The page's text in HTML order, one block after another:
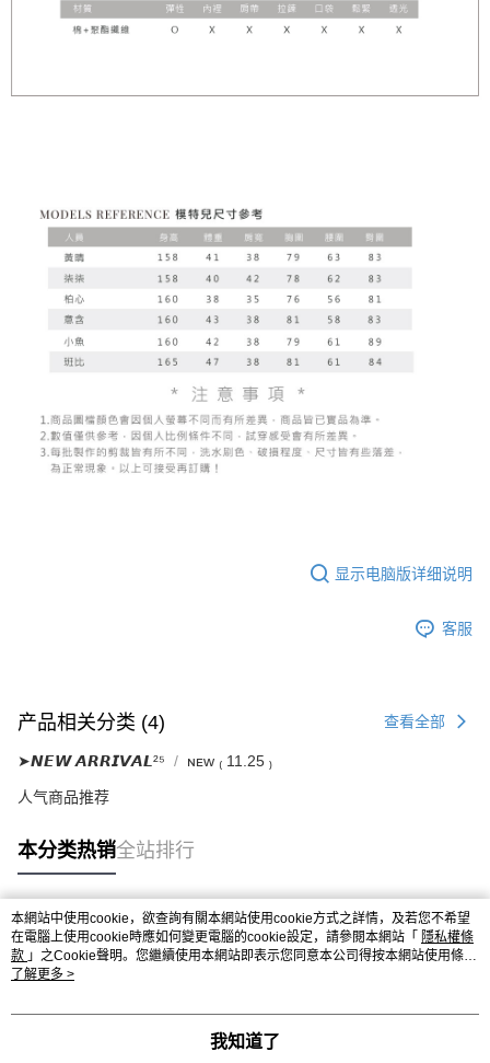
显示电脑版详细说明
客服
产品相关分类 (4) 查看全部
➤𝙉𝙀𝙒 𝘼𝙍𝙍𝙄𝙑𝘼𝙇²⁵ ɴᴇᴡ ₍ 11.25 ₎
人气商品推荐
本分类热销全站排行
热门标签
本網站中使用cookie，欲查詢有關本網站使用cookie方式之詳情，及若您不希望
在電腦上使用cookie時應如何變更電腦的cookie設定，請參閱本網站「 隱私權條
款 」之Cookie聲明。您繼續使用本網站即表示您同意本公司得按本網站使用條款
之Cookie聲明使用cookie。
了解更多 >
我知道了